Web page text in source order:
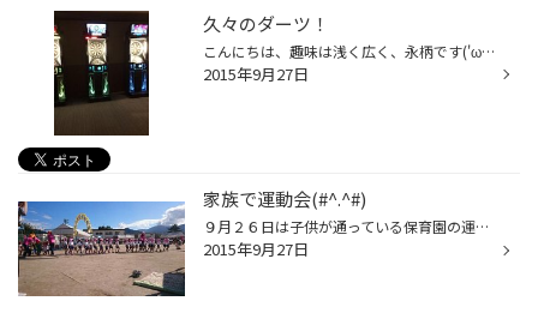
久々のダーツ！
こんにちは、趣味は浅く広く、永柄です('ω')b 先日友達と行って来ましたよ、あまり上手くないダーツ(^_^;) 3時間パックで集中して投げてたら腕が痛いし足も痛い（笑） ウチは基本ゼロワン（501や701等の数字を減らすゲーム）か カウントアップ（普通に数字を稼ぐゲーム）しかしないのですが、 珍し...
2015年9月27日
家族で運動会(#^.^#)
９月２６日は子供が通っている保育園の運動会 去年までは息子一人だけで二種目のみの参戦でしたが 今年からは妹も通園！ 息子も年少さんってことで競技もたくさん(-_-;) 開会式・閉会式・保護者競技合わせると７種目も・・・ 二回に一回競技参加とかなりハードスケジュール それにしても子供の一年...
2015年9月27日